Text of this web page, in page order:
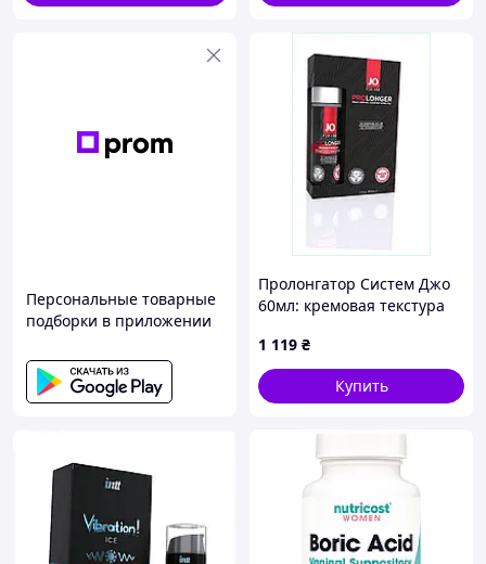
Персональные товарные
подборки в приложении
Пролонгатор Систем Джо
60мл: кремовая текстура
125A54MK23
1 119 ₴
Купить